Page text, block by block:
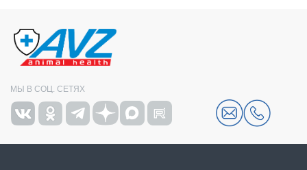
МЫ В СОЦ. СЕТЯХ